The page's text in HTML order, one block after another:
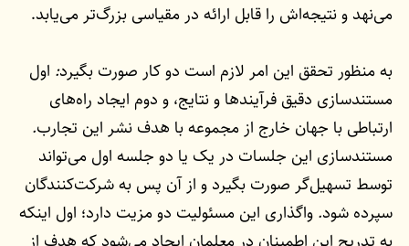
می‌نهد و نتیجه‌اش را قابل ارائه در مقیاسی بزرگ‌تر می‌یابد.
به منظور تحقق این امر لازم است دو کار صورت بگیرد: اول
مستندسازی دقیق فرآیندها و نتایج، و دوم ایجاد راه‌های
ارتباطی با جهان خارج از مجموعه با هدف نشر این تجارب.
مستندسازی این جلسات در یک یا دو جلسه اول می‌تواند
توسط تسهیل‌گر صورت بگیرد و از آن پس به شرکت‌کنندگان
سپرده شود. واگذاری این مسئولیت دو مزیت دارد؛ اول اینکه